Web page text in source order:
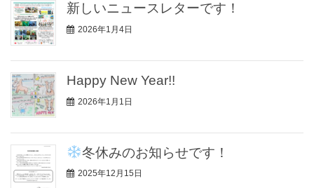
新しいニュースレターです！
2026年1月4日
Happy New Year!!
2026年1月1日
冬休みのお知らせです！
2025年12月15日